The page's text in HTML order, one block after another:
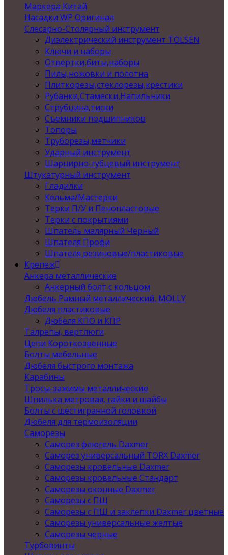
Маркера Китай
Насадки WP Оригинал
Слесарно-Столярный инструмент
Диэлектрический инструмент TOLSEN
Ключи и наборы
Отвертки,биты,наборы
Пилы,ножовки и полотна
Плиткорезы,стеклорезы,крестики
Рубанки,Стамески,Напильники
Струбцина,тиски
Съемники подшипников
Топоры
Труборезы,метчики
Ударный инструмент
Шарнирно-губцевый инструмент
Штукатурный инструмент
Гладилки
Кельма/Мастерки
Терки П/У и Пенопластовые
Терки с покрытиями
Шпатель малярный Черный
Шпателя Профи
Шпателя резиновые/пластиковые
Крепеж
Анкера металлические
Анкерный болт с кольцом
Дюбель Рамный металлический, MOLLY
Дюбеля пластиковые
Дюбеля КПО и КПР
Талрепы, вертлюги
Цепи Короткозвенные
Болты мебельные
Дюбеля быстрого монтажа
Карабины
Тросы-зажимы металлические
Шпилька метровая, гайки и шайбы
Болты с шестигранной головкой
Дюбеля для термоизоляции
Саморезы
Саморез флюгель Daxmer
Саморез универсальный TORX Daxmer
Саморезы кровельные Daxmer
Саморезы кровельные Стандарт
Саморезы оконные Daxmer
Саморезы с ПШ
Саморезы с ПШ и заклепки Daxmer цветные
Саморезы универсальные желтые
Саморезы черные
Турбовинты